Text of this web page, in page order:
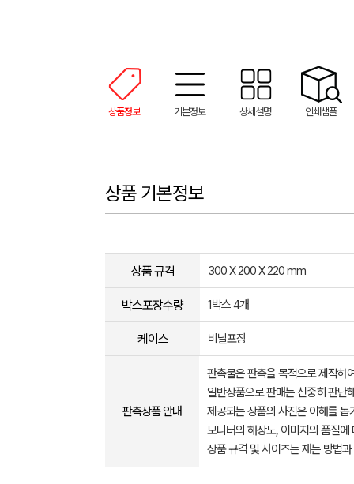
상품정보 기본정보 상세설명 인쇄샘플
상품 기본정보
상품 규격 300 X 200 X 220 mm
박스포장수량 1박스 4개
케이스 비닐포장
판촉상품 안내
판촉물은 판촉을 목적으로 제작하
일반상품으로 판매는 신중히 판단
제공되는 상품의 사진은 이해를
모니터의 해상도, 이미지의 품질
상품 규격 및 사이즈는 재는 방법